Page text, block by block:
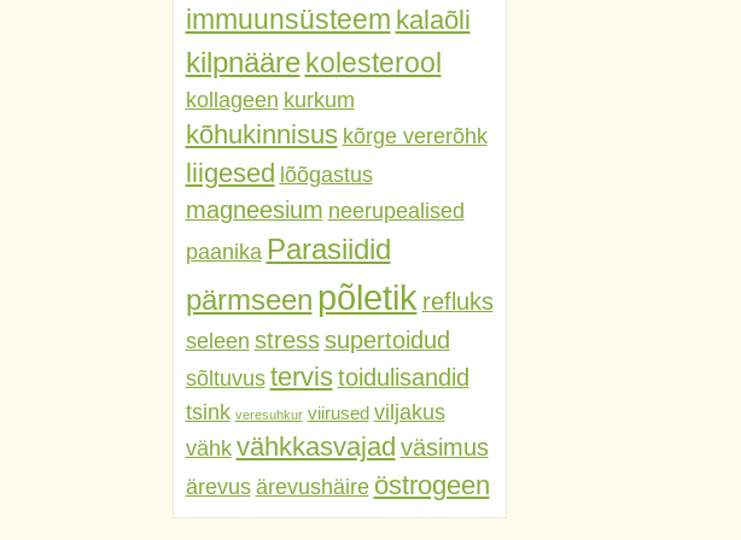
immuunsüsteem kalaõli
kilpnääre kolesterool
kollageen kurkum
kõhukinnisus kõrge vererõhk
liigesed lõõgastus
magneesium neerupealised
paanika Parasiidid
pärmseen põletik refluks
seleen stress supertoidud
sõltuvus tervis toidulisandid
tsink veresuhkur viirused viljakus
vähk vähkkasvajad väsimus
ärevus ärevushäire östrogeen